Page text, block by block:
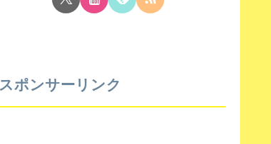
スポンサーリンク